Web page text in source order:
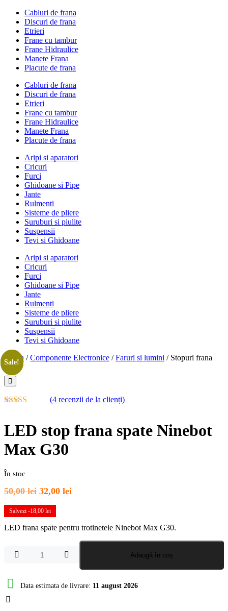
Cabluri de frana
Discuri de frana
Etrieri
Frane cu tambur
Frane Hidraulice
Manete Frana
Placute de frana
Cabluri de frana
Discuri de frana
Etrieri
Frane cu tambur
Frane Hidraulice
Manete Frana
Placute de frana
Aripi si aparatori
Cricuri
Furci
Ghidoane si Pipe
Jante
Rulmenti
Sisteme de pliere
Suruburi si piulite
Suspensii
Tevi si Ghidoane
Aripi si aparatori
Cricuri
Furci
Ghidoane si Pipe
Jante
Rulmenti
Sisteme de pliere
Suruburi si piulite
Suspensii
Tevi si Ghidoane
Acasa /Componente Electronice /Faruri si lumini / Stopuri frana
Sale!
Sale!
pe baza a
evaluări de
la clienți
(4 recenzii de la clienți)
LED stop frana spate Ninebot
Max G30
În stoc
50,00lei Prețul
a
50,00 lei.
32,00 lei
32,00 lei.
Salvezi -18,00 lei
LED frana spate pentru trotinetele Ninebot Max G30.
Cantitate
frana
spate
Adaugă în coș
Data estimata de livrare: 11 august 2026